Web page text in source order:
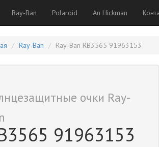
Ray-Ban Polaroid An Hickman
Ray-Ban Ray-Ban RB3565 91963153
очки Ray-
91963153